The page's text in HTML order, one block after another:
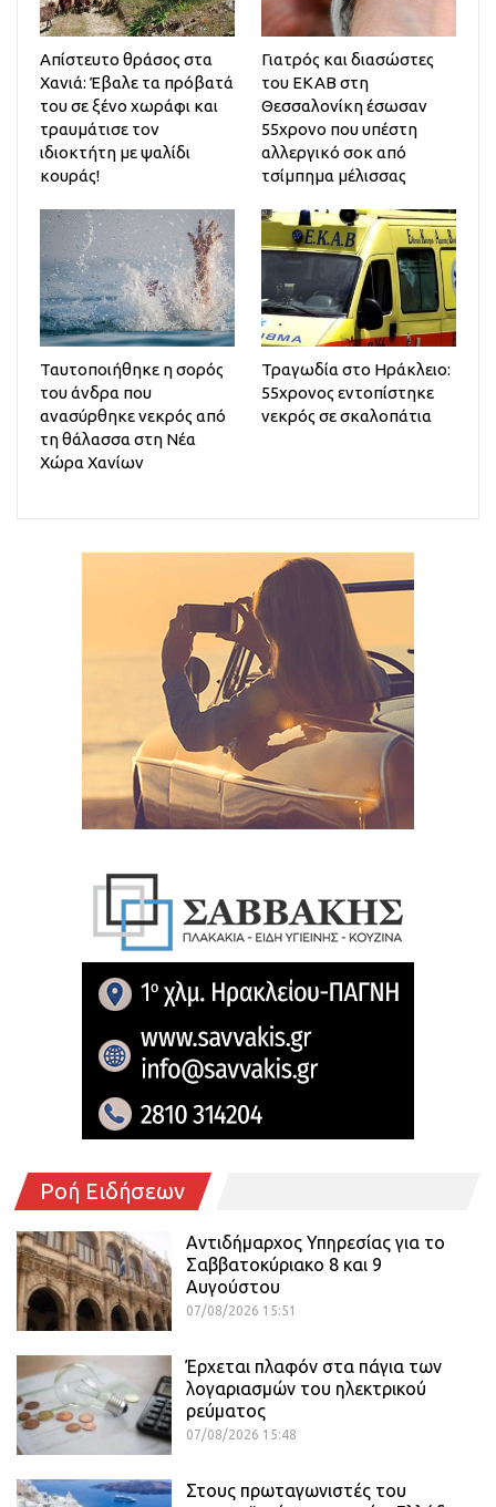
Απίστευτο θράσος στα
Χανιά: Έβαλε τα πρόβατά
του σε ξένο χωράφι και
τραυμάτισε τον
ιδιοκτήτη με ψαλίδι
κουράς!
Γιατρός και διασώστες
του ΕΚΑΒ στη
Θεσσαλονίκη έσωσαν
55χρονο που υπέστη
αλλεργικό σοκ από
τσίμπημα μέλισσας
Ταυτοποιήθηκε η σορός
του άνδρα που
ανασύρθηκε νεκρός από
τη θάλασσα στη Νέα
Χώρα Χανίων
Τραγωδία στο Ηράκλειο:
55χρονος εντοπίστηκε
νεκρός σε σκαλοπάτια
Ροή Ειδήσεων
Αντιδήμαρχος Υπηρεσίας για το
Σαββατοκύριακο 8 και 9
Αυγούστου
07/08/2026 15:51
Έρχεται πλαφόν στα πάγια των
λογαριασμών του ηλεκτρικού
ρεύματος
07/08/2026 15:48
Στους πρωταγωνιστές του